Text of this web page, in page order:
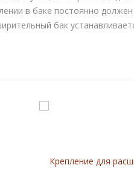
в баке постоянно должен
бак